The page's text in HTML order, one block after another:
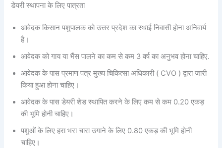
डेयरी स्थापना के लिए पात्रता
आवेदक किसान पशुपालक को उत्तर प्रदेश का स्थाई निवासी होना अनिवार्य
है।
आवेदक को गाय या भैंस पालने का कम से कम 3 वर्ष का अनुभव होना चाहिए.
आवेदक के पास प्रमाण पत्र मुख्य चिकित्सा अधिकारी ( CVO ) द्वारा जारी
किया हुआ होना चाहिए।
आवेदक के पास डेयरी शेड स्थापित करने के लिए कम से कम 0.20 एकड़
की भूमि होनी चाहिए।
पशुओं के लिए हरा भरा चारा उगाने के लिए 0.80 एकड़ की भूमि होनी
चाहिए।